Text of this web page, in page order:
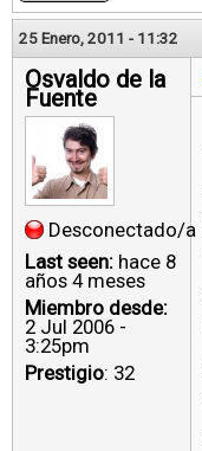
25 Enero, 2011 - 11:32
Osvaldo de la
Fuente
Desconectado/a
Last seen: hace 8
años 4 meses
Miembro desde:
2 Jul 2006 -
3:25pm
Prestigio: 32